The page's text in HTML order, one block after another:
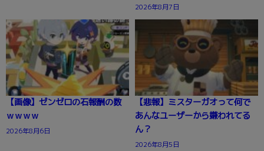
2026年8月7日
【画像】ゼンゼロの石報酬の数
ｗｗｗｗ
2026年8月6日
【悲報】ミスターガオって何で
あんなユーザーから嫌われてる
ん？
2026年8月5日